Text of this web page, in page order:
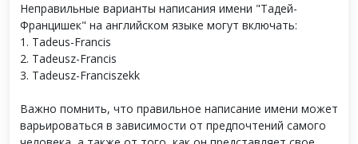
Неправильные варианты написания имени "Тадей-
Францишек" на английском языке могут включать:
1. Tadeus-Francis
2. Tadeusz-Francis
3. Tadeusz-Franciszekk
Важно помнить, что правильное написание имени может
варьироваться в зависимости от предпочтений самого